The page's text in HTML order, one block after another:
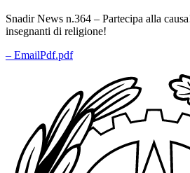
Snadir News n.364 – Partecipa alla
insegnanti di religione!
– EmailPdf.pdf